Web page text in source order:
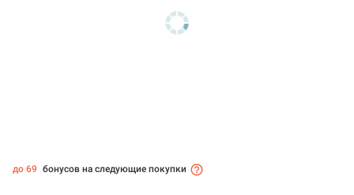
до 69 бонусов на следующие покупки